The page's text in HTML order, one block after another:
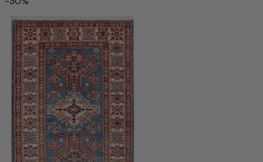
Ziegler nowoczesny Dywan 197x148cm - Dywan
orientalny
6.658,00 zł15.061,00 zł-55%
Dodaj do koszyka